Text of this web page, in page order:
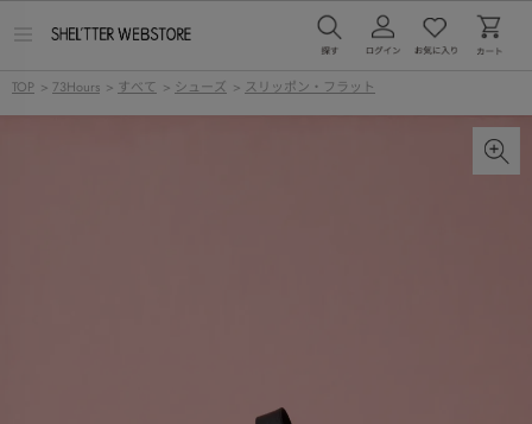
ー
を
TOP > 73Hours > すべて > シューズ > スリッポン・フラット